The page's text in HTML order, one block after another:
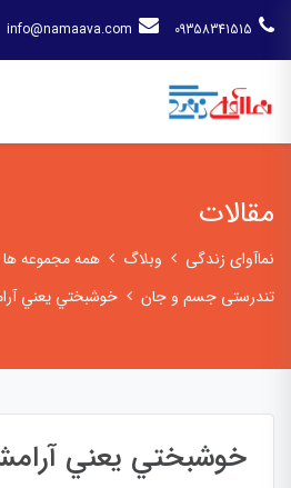
09358341515
info@namaava.com
مقالات
نماآوای زندگی وبلاگ همه مجموعه ها
تندرستی جسم و جان
خوشبختي يعني
خوشبختي يعني